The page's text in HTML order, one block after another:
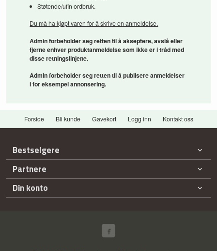
Støtende/ufin ordbruk.
Du må ha kjøpt varen for å skrive en anmeldelse.
Admin forbeholder seg retten til å akseptere, avslå eller
fjerne enhver produktanmeldelse som ikke er i tråd med
disse retningslinjene.
Admin forbeholder seg retten til å publisere anmeldelser
i for eksempel annonsering.
Forside Bli kunde Gavekort Logg inn Kontakt oss
Bestselgere
Partnere
Din konto